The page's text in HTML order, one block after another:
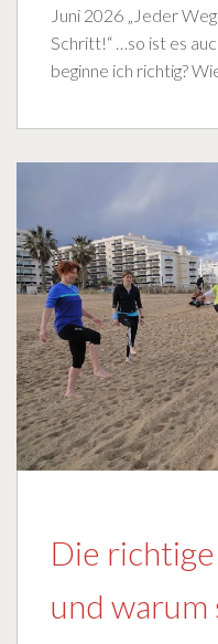
Juni 2026 „Jeder
Schritt!“ …so ist es
beginne ich richtig?
Die
und warum